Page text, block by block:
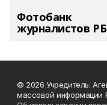
Фотобанк
журналистов РБ
© 2026 Учредитель:
массовой информации